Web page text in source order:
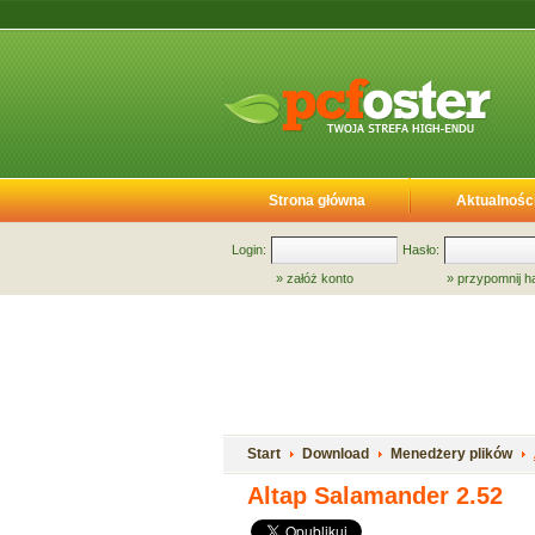
Strona główna
Login:
Hasło:
» załóż konto » przypomnij
Start Download Menedżery plików
Altap Salamander 2.52